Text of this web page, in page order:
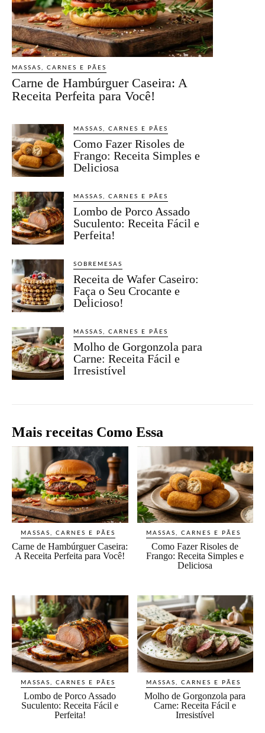
MASSAS, CARNES E PÃES
Carne de Hambúrguer Caseira: A
Receita Perfeita para Você!
MASSAS, CARNES E PÃES
Como Fazer Risoles de
Frango: Receita Simples e
Deliciosa
MASSAS, CARNES E PÃES
Lombo de Porco Assado
Suculento: Receita Fácil e
Perfeita!
SOBREMESAS
Receita de Wafer Caseiro:
Faça o Seu Crocante e
Delicioso!
MASSAS, CARNES E PÃES
Molho de Gorgonzola para
Carne: Receita Fácil e
Irresistível
Mais receitas Como Essa
MASSAS, CARNES E PÃES
Carne de Hambúrguer Caseira:
A Receita Perfeita para Você!
MASSAS, CARNES E PÃES
Como Fazer Risoles de
Frango: Receita Simples e
Deliciosa
MASSAS, CARNES E PÃES
Lombo de Porco Assado
Suculento: Receita Fácil e
Perfeita!
MASSAS, CARNES E PÃES
Molho de Gorgonzola para
Carne: Receita Fácil e
Irresistível